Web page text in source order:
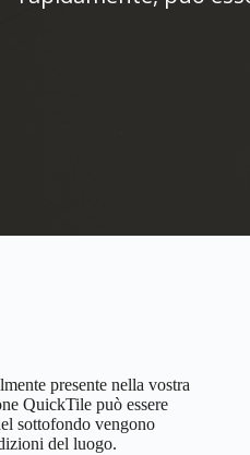
presente nella vostra
QuickTile può essere
sottofondo vengono
del luogo.